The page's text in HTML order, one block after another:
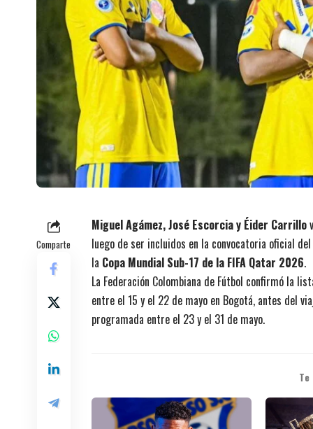
Comparte
Miguel Agámez, José Escorcia y Éider Carrillo
luego de ser incluidos en la convocatoria oficial
la Copa Mundial Sub-17 de la FIFA Qatar 2026.
La Federación Colombiana de Fútbol confirmó la
entre el 15 y el 22 de mayo en Bogotá, antes del
programada entre el 23 y el 31 de mayo.